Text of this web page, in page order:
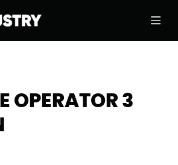
OPERATOR 3